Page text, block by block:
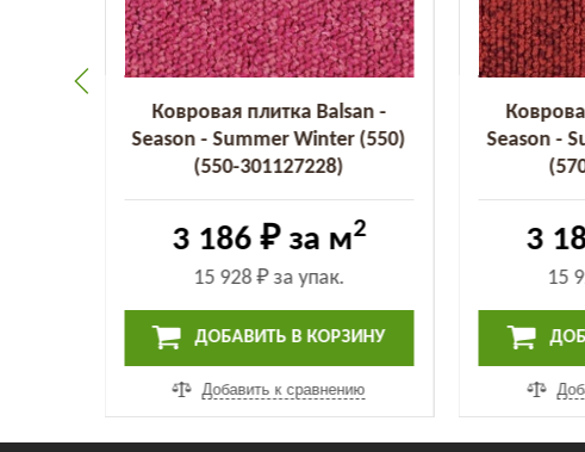
Ковровая плитка Balsan -
Season - Summer Winter (550)
(550-301127228)
3 186 ₽за м2
15 928 ₽за упак.
ДОБАВИТЬ В КОРЗИНУ
Добавить к сравнению
Season -
3
15